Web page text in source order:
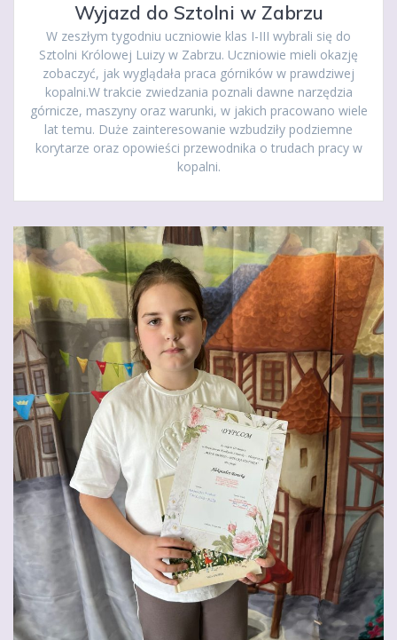
Wyjazd do Sztolni w Zabrzu
W zeszłym tygodniu uczniowie klas I-III wybrali się do
Sztolni Królowej Luizy w Zabrzu. Uczniowie mieli okazję
zobaczyć, jak wyglądała praca górników w prawdziwej
kopalni.W trakcie zwiedzania poznali dawne narzędzia
górnicze, maszyny oraz warunki, w jakich pracowano wiele
lat temu. Duże zainteresowanie wzbudziły podziemne
korytarze oraz opowieści przewodnika o trudach pracy w
kopalni.